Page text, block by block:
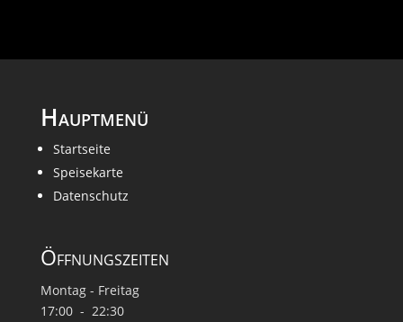
Hauptmenü
Startseite
Speisekarte
Datenschutz
Öffnungszeiten
Montag - Freitag
17:00 - 22:30